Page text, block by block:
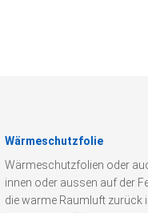
Wärmeschutzfolie
Wärmeschutzfolien oder
innen oder aussen auf der
die warme Raumluft zurück